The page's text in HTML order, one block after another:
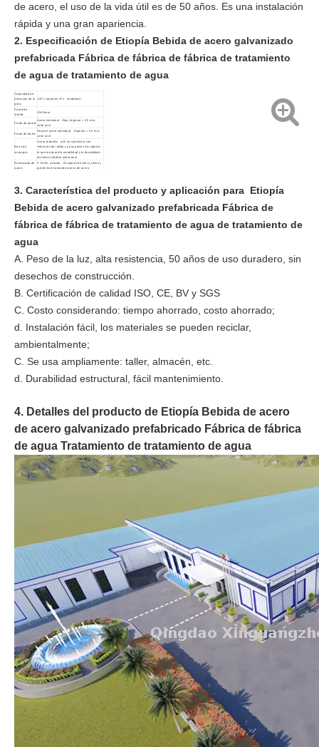
de acero, el uso de la vida útil es de 50 años. Es una instalación
rápida y una gran apariencia.
2. Especificación de Etiopía Bebida de acero galvanizado
prefabricada Fábrica de fábrica de fábrica de tratamiento
de agua de tratamiento de agua
Capacidad de
elevación de la
grúa:
15t*1 conjunto+7t*1 establecer
Pared de
ladrillo:
3M Altura
Panel de pared:
Acero individual Hoja, espesor = 0.5 mm,
color azul
Panel de techo:
Hoja de acero individual, Espesor = 0.5 mm,
color azul
Barra de
arranque:
Acero redondo φ12 se suministra con
refuerzos de rodilla y otras piezas de soporte,
lo que mejorará la estabilidad y la durabilidad
de todo el edificio estructural
Enmarcado de
acero
C Purlin, corbata El soporte de barra, techo y
pared está formando marco de acero
incluyó el haz
de la grúa:
rominación, que se atornillará en el sitio
3. Característica del producto y aplicación para Etiopía
Bebida de acero galvanizado prefabricada Fábrica de
fábrica de fábrica de tratamiento de agua de tratamiento de
agua
A. Peso de la luz, alta resistencia, 50 años de uso duradero, sin
desechos de construcción.
B. Certificación de calidad ISO, CE, BV y SGS
C. Costo considerando: tiempo ahorrado, costo ahorrado;
d. Instalación fácil, los materiales se pueden reciclar,
ambientalmente;
C. Se usa ampliamente: taller, almacén, etc.
d. Durabilidad estructural, fácil mantenimiento.
4. Detalles del producto de Etiopía Bebida de acero
de acero galvanizado prefabricado Fábrica de fábrica
de agua Tratamiento de tratamiento de agua